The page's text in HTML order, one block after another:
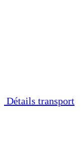
Détails transport